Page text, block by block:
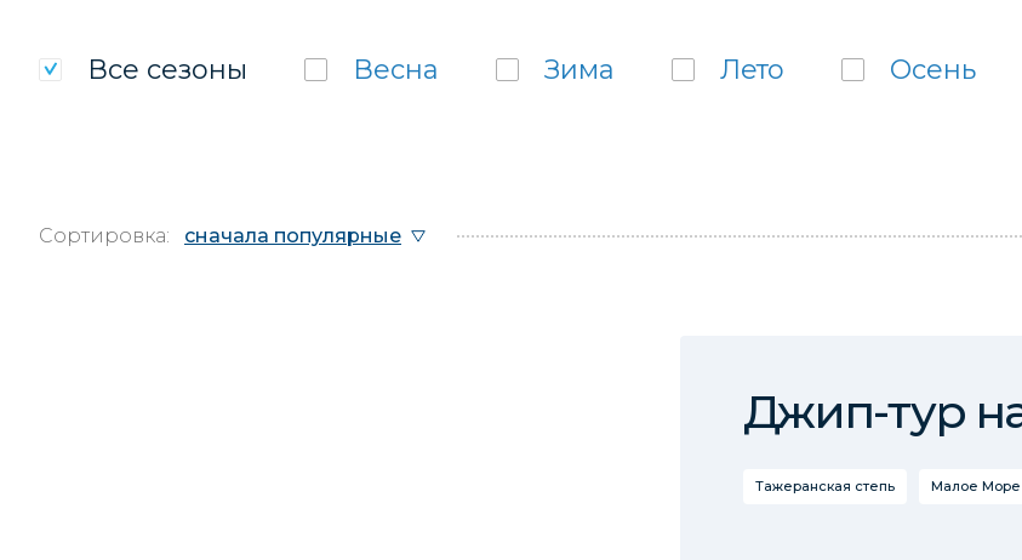
Все сезоны Весна Зима Лето Осень
Сортировка: сначала популярные
Джип-тур
Тажеранская степь Малое Море